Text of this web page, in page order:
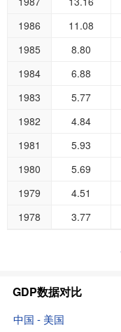
1986
11.08
1985
8.80
1984
6.88
1983
5.77
1982
4.84
1981
5.93
1980
5.69
1979
4.51
1978
3.77
GDP数据对比
中国 - 美国